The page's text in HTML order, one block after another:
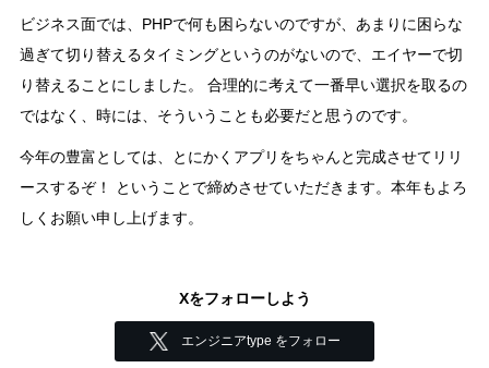
ビジネス面では、PHPで何も困らないのですが、あまりに困らな
過ぎて切り替えるタイミングというのがないので、エイヤーで切
り替えることにしました。 合理的に考えて一番早い選択を取るの
ではなく、時には、そういうことも必要だと思うのです。
今年の豊富としては、とにかくアプリをちゃんと完成させてリリ
ースするぞ！ ということで締めさせていただきます。本年もよろ
しくお願い申し上げます。
Xをフォローしよう
エンジニアtype をフォロー